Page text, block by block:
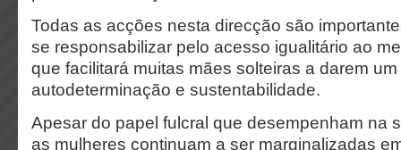
Todas as acções nesta direcção são
se responsabilizar pelo acesso igualitário ao
que facilitará muitas mães solteiras a darem
autodeterminação e sustentabilidade.
Apesar do papel fulcral que desempenham na
as mulheres continuam a ser marginalizadas